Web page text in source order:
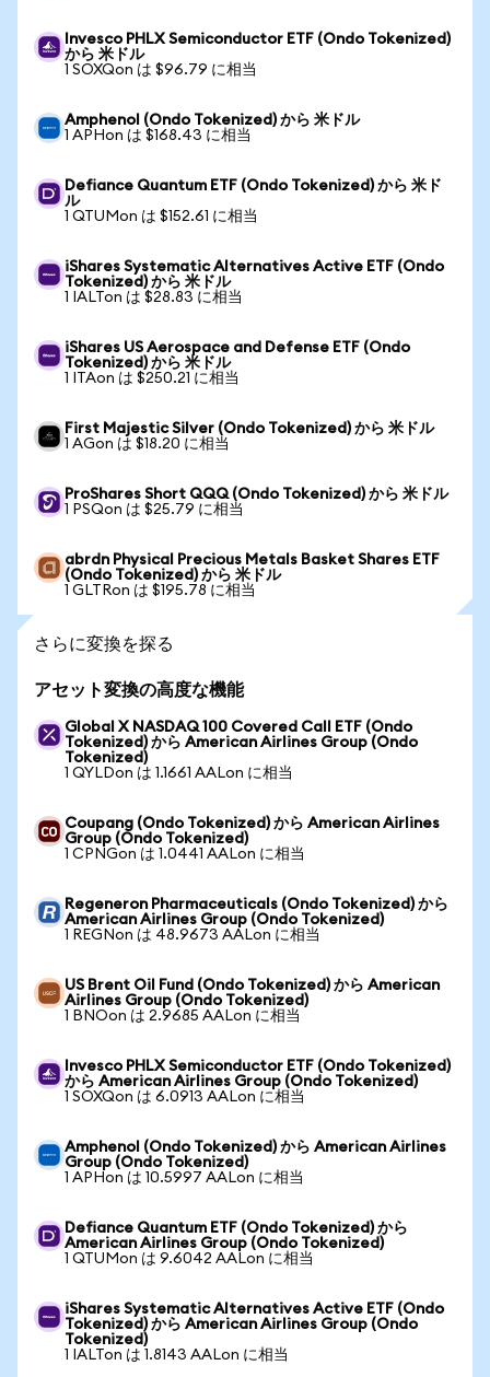
Invesco PHLX Semiconductor ETF (Ondo Tokenized)
から 米ドル
1 SOXQon は $96.79 に相当
Amphenol (Ondo Tokenized) から 米ドル
1 APHon は $168.43 に相当
Defiance Quantum ETF (Ondo Tokenized) から 米ド
ル
1 QTUMon は $152.61 に相当
iShares Systematic Alternatives Active ETF (Ondo
Tokenized) から 米ドル
1 IALTon は $28.83 に相当
iShares US Aerospace and Defense ETF (Ondo
Tokenized) から 米ドル
1 ITAon は $250.21 に相当
First Majestic Silver (Ondo Tokenized) から 米ドル
1 AGon は $18.20 に相当
ProShares Short QQQ (Ondo Tokenized) から 米ドル
1 PSQon は $25.79 に相当
abrdn Physical Precious Metals Basket Shares ETF
(Ondo Tokenized) から 米ドル
1 GLTRon は $195.78 に相当
さらに変換を探る
アセット変換の高度な機能
Global X NASDAQ 100 Covered Call ETF (Ondo
Tokenized) から American Airlines Group (Ondo
Tokenized)
1 QYLDon は 1.1661 AALon に相当
Coupang (Ondo Tokenized) から American Airlines
Group (Ondo Tokenized)
1 CPNGon は 1.0441 AALon に相当
Regeneron Pharmaceuticals (Ondo Tokenized) から
American Airlines Group (Ondo Tokenized)
1 REGNon は 48.9673 AALon に相当
US Brent Oil Fund (Ondo Tokenized) から American
Airlines Group (Ondo Tokenized)
1 BNOon は 2.9685 AALon に相当
Invesco PHLX Semiconductor ETF (Ondo Tokenized)
から American Airlines Group (Ondo Tokenized)
1 SOXQon は 6.0913 AALon に相当
Amphenol (Ondo Tokenized) から American Airlines
Group (Ondo Tokenized)
1 APHon は 10.5997 AALon に相当
Defiance Quantum ETF (Ondo Tokenized) から
American Airlines Group (Ondo Tokenized)
1 QTUMon は 9.6042 AALon に相当
iShares Systematic Alternatives Active ETF (Ondo
Tokenized) から American Airlines Group (Ondo
Tokenized)
1 IALTon は 1.8143 AALon に相当